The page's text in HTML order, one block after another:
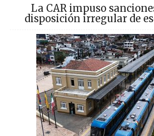
La CAR impuso
disposición irregular de